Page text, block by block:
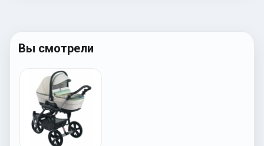
Вы смотрели